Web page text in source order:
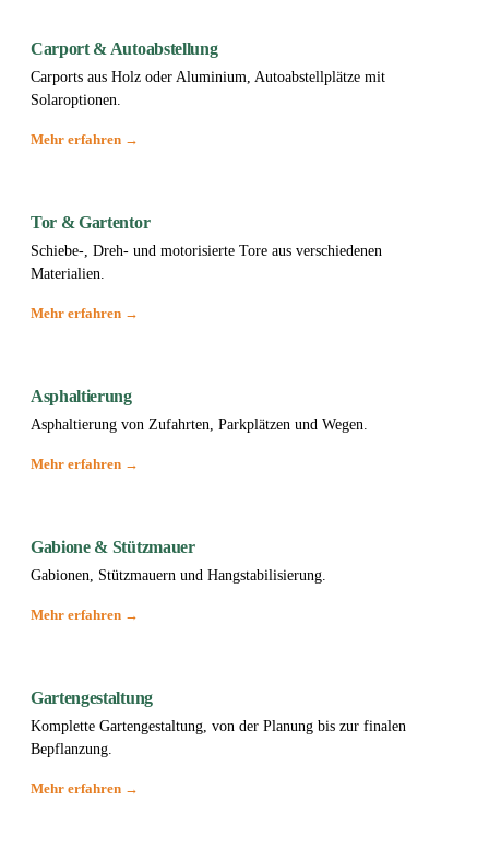
Carport & Autoabstellung
Carports aus Holz oder Aluminium, Autoabstellplätze mit
Solaroptionen.
Mehr erfahren →
Tor & Gartentor
Schiebe-, Dreh- und motorisierte Tore aus verschiedenen
Materialien.
Mehr erfahren →
Asphaltierung
Asphaltierung von Zufahrten, Parkplätzen und Wegen.
Mehr erfahren →
Gabione & Stützmauer
Gabionen, Stützmauern und Hangstabilisierung.
Mehr erfahren →
Gartengestaltung
Komplette Gartengestaltung, von der Planung bis zur finalen
Bepflanzung.
Mehr erfahren →